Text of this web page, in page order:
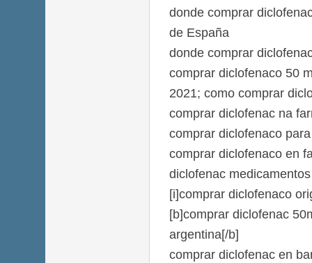
donde comprar
de España
donde comprar
comprar diclofenaco 50
2021; como comprar
comprar diclofenac na
comprar diclofenaco
comprar diclofenaco en
diclofenac
[i]comprar diclofenaco
[b]comprar diclofenac
argentina[/b]
comprar diclofenac en